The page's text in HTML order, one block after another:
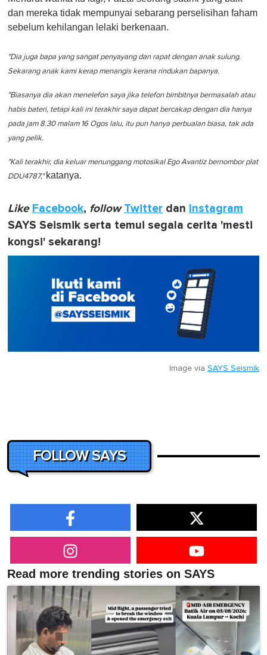
dan mereka tidak mempunyai sebarang perselisihan faham
sebelum kehilangan lelaki berkenaan.
"Dia juga bapa yang sangat penyayang dan rapat dengan anak sulung.
Sekarang anak kami kerap menangis kerana rindukan bapanya.
"Biasanya dia akan menelefon saya jika telefon bimbitnya bermasalah atau
habis bateri, tetapi kali ini terakhir saya dapat bercakap dengan dia hanya
pada jam 8.30 malam 16 Ogos lalu, itu pun hanya perbualan biasa, tak ada
yang pelik.
"Kali terakhir, dia keluar menunggang motosikal Ego Avantiz bernombor plat
DDU4787," katanya.
Like Facebook, follow Twitter dan Instagram
SAYS Seismik serta temui segala cerita 'mesti
kongsi' sekarang!
Image via SAYS Seismik
FOLLOW SAYS
Read more trending stories on SAYS